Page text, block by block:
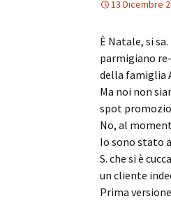
13 Dicembre
È Natale, si
parmigiano
della famiglia
Ma noi non
spot
No, al
Io sono stato
S. che si è
un cliente
Prima